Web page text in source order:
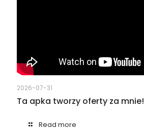
2026-07-31
Ta apka tworzy oferty za mnie!
Read more